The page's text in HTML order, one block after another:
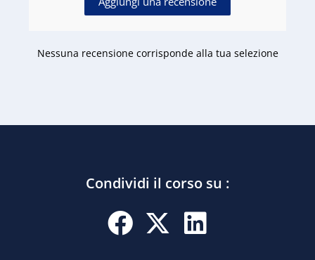
Nessuna recensione corrisponde alla tua selezione
Condividi il corso su :